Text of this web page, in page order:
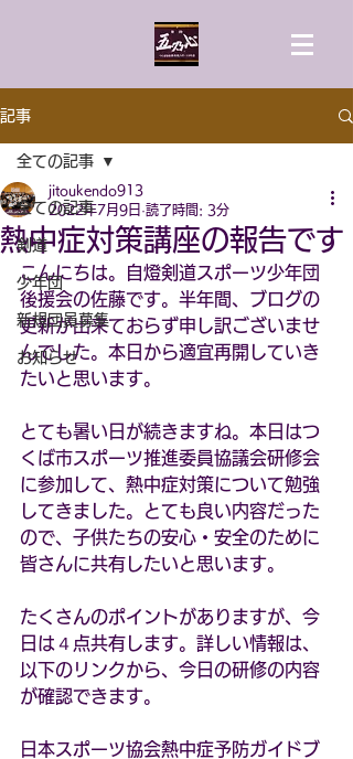
記事
全ての記事
剣道
少年団
新規団員募集
お知らせ
全ての記事
熱中症対策講座の報告です
jitoukendo913
2022年7月9日 読了時間: 3分
こんにちは。自燈剣道スポーツ少年団
後援会の佐藤です。半年間、ブログの
更新が出来ておらず申し訳ございませ
んでした。本日から適宜再開していき
たいと思います。
とても暑い日が続きますね。本日はつ
くば市スポーツ推進委員協議会研修会
に参加して、熱中症対策について勉強
してきました。とても良い内容だった
ので、子供たちの安心・安全のために
皆さんに共有したいと思います。
たくさんのポイントがありますが、今
日は４点共有します。詳しい情報は、
以下のリンクから、今日の研修の内容
が確認できます。
日本スポーツ協会熱中症予防ガイドブ